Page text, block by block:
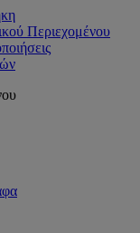
Περιεχομένου